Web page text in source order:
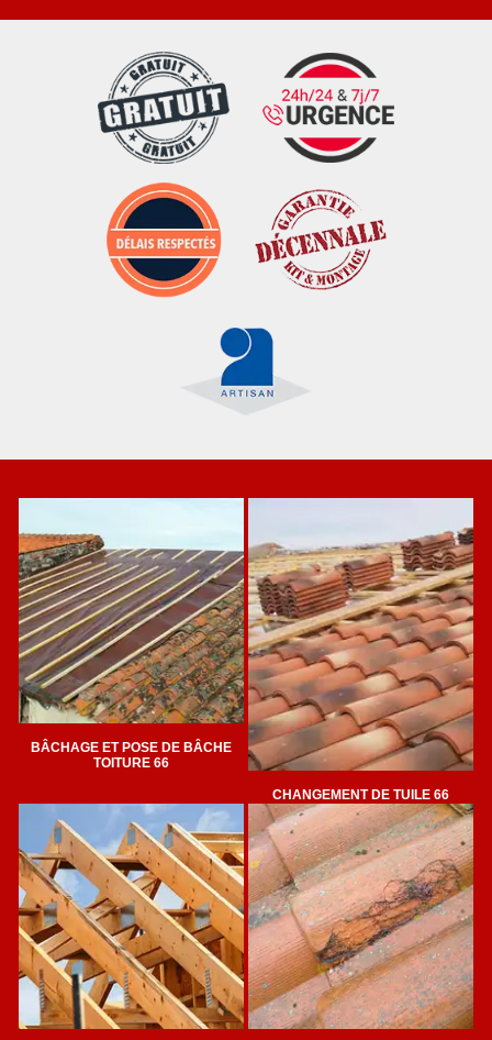
BÂCHAGE ET POSE DE BÂCHE
TOITURE 66
CHANGEMENT DE TUILE 66